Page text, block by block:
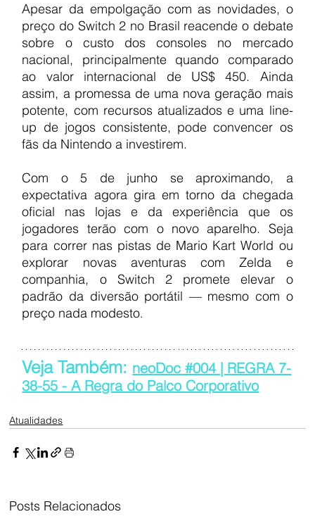
Apesar da empolgação com as novidades, o
preço do Switch 2 no Brasil reacende o debate
sobre o custo dos consoles no mercado
nacional, principalmente quando comparado
ao valor internacional de US$ 450. Ainda
assim, a promessa de uma nova geração mais
potente, com recursos atualizados e uma line-
up de jogos consistente, pode convencer os
fãs da Nintendo a investirem.
Com o 5 de junho se aproximando, a
expectativa agora gira em torno da chegada
oficial nas lojas e da experiência que os
jogadores terão com o novo aparelho. Seja
para correr nas pistas de Mario Kart World ou
explorar novas aventuras com Zelda e
companhia, o Switch 2 promete elevar o
padrão da diversão portátil — mesmo com o
preço nada modesto.
Veja Também: neoDoc #004 | REGRA 7-
38-55 - A Regra do Palco Corporativo
Atualidades
Posts Relacionados